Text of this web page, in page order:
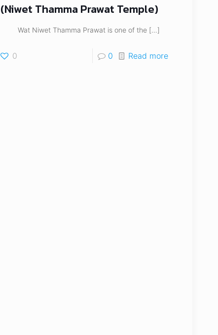
(Niwet Thamma Prawat Temple)
Wat Niwet Thamma Prawat is one of the […]
0 0 Read more